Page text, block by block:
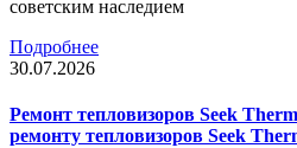
советским наследием
Подробнее
30.07.2026
Ремонт тепловизоров Seek
ремонту тепловизоров Seek